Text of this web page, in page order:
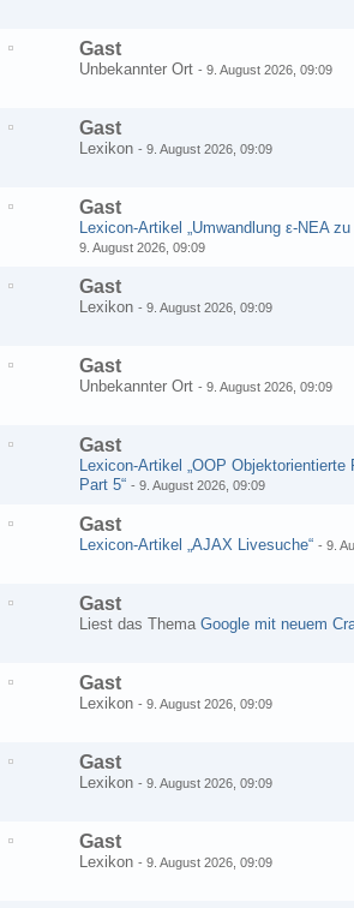
Gast
Unbekannter Ort - 9. August 2026, 09:09
Gast
Lexikon - 9. August 2026, 09:09
Gast
Lexicon-Artikel „Umwandlung ε-NEA zu
9. August 2026, 09:09
Gast
Lexikon - 9. August 2026, 09:09
Gast
Unbekannter Ort - 9. August 2026, 09:09
Gast
Lexicon-Artikel „OOP
Part 5“ - 9. August 2026, 09:09
Gast
Lexicon-Artikel „AJAX Livesuche“ - 9.
Gast
Liest das Thema Google mit neuem
Gast
Lexikon - 9. August 2026, 09:09
Gast
Lexikon - 9. August 2026, 09:09
Gast
Lexikon - 9. August 2026, 09:09